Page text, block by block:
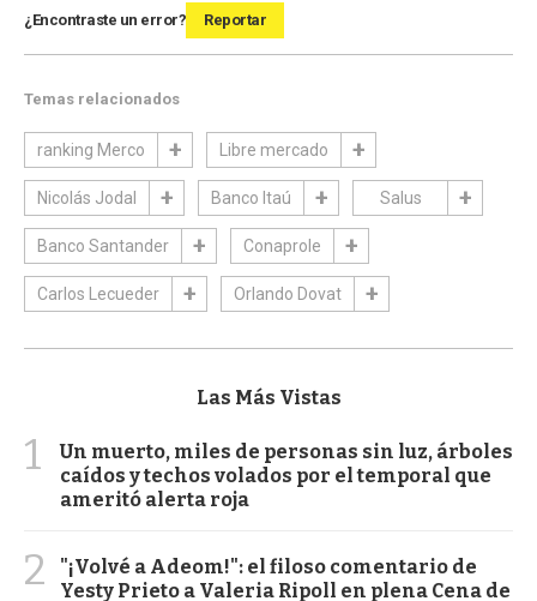
¿Encontraste un error? Reportar
Temas relacionados
ranking Merco Libre mercado
Nicolás Jodal Banco Itaú Salus
Banco Santander Conaprole
Carlos Lecueder Orlando Dovat
Las Más Vistas
1
Un muerto, miles de personas sin luz, árboles
caídos y techos volados por el temporal que
ameritó alerta roja
2
"¡Volvé a Adeom!": el filoso comentario de
Yesty Prieto a Valeria Ripoll en plena Cena de